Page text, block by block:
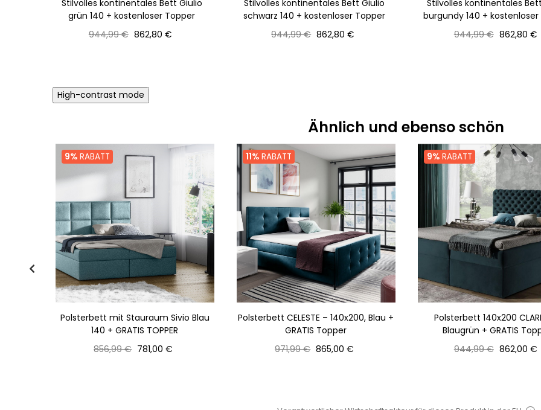
Stilvolles kontinentales Bett Giulio
grün 140 + kostenloser Topper
Normaler
944,99 € Preis
862,80 €
Stilvolles kontinentales Bett Giulio
schwarz 140 + kostenloser Topper
Normaler
944,99 € Preis
862,80 €
Stilvolles kontinentales
burgundy 140 +
Normaler
944,99 € Preis
862,80 €
High-contrast mode
Ähnlich und ebenso schön
9% RABATT
Polsterbett mit Stauraum Sivio Blau
140 + GRATIS TOPPER
Normaler
856,99 € Preis
781,00 €
11% RABATT
Polsterbett CELESTE – 140x200, Blau +
GRATIS Topper
Normaler
971,99 € Preis
865,00 €
9% RABATT
Polsterbett 140x200
Blaugrün + GRATIS
Normaler
944,99 € Preis
862,00 €